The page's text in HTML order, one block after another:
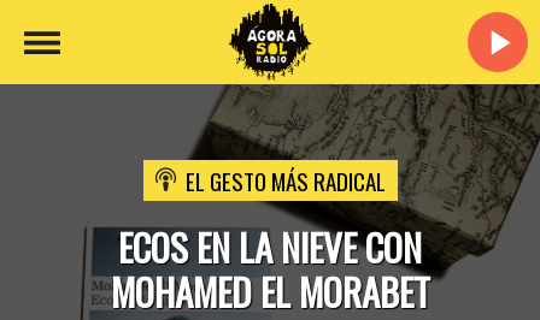
EL GESTO MÁS RADICAL
ECOS EN LA NIEVE CON
MOHAMED EL MORABET